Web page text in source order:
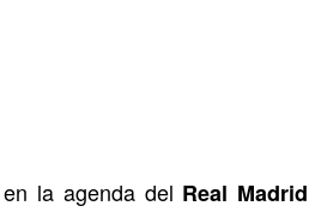
la agenda del Real Madrid